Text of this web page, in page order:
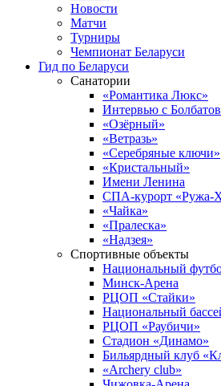
Новости
Матчи
Турниры
Чемпионат Беларуси
Гид по Беларуси
Санатории
«Романтика Люкс»
Интервью с
«Озёрный»
«Ветразь»
«Серебряные ключи»
«Кристальный»
Имени Ленина
СПА-курорт «Ружа-
«Чайка»
«Пралеска»
«Надзея»
Спортивные объекты
Национальный
Минск-Арена
РЦОП «Стайки»
Национальный
РЦОП «Раубичи»
Стадион «Динамо»
Бильярдный клуб
«Archery club»